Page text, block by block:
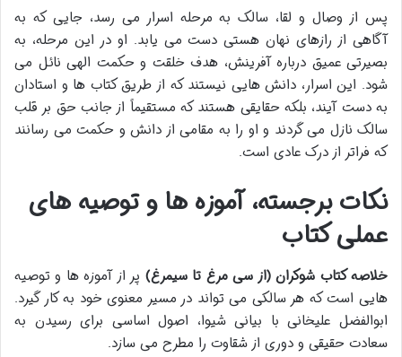
پس از وصال و لقا، سالک به مرحله اسرار می رسد، جایی که به
آگاهی از رازهای نهان هستی دست می یابد. او در این مرحله، به
بصیرتی عمیق درباره آفرینش، هدف خلقت و حکمت الهی نائل می
شود. این اسرار، دانش هایی نیستند که از طریق کتاب ها و استادان
به دست آیند، بلکه حقایقی هستند که مستقیماً از جانب حق بر قلب
سالک نازل می گردند و او را به مقامی از دانش و حکمت می رسانند
که فراتر از درک عادی است.
نکات برجسته، آموزه ها و توصیه های
عملی کتاب
خلاصه کتاب شوکران (از سی مرغ تا سیمرغ) پر از آموزه ها و توصیه
هایی است که هر سالکی می تواند در مسیر معنوی خود به کار گیرد.
ابوالفضل علیخانی با بیانی شیوا، اصول اساسی برای رسیدن به
سعادت حقیقی و دوری از شقاوت را مطرح می سازد.